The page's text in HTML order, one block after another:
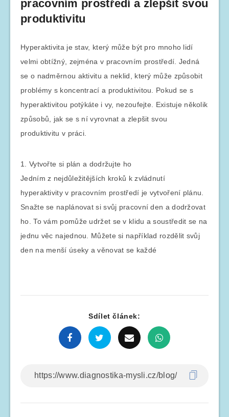
pracovním prostředí a zlepšit svou
produktivitu
Hyperaktivita je stav, který může být pro mnoho lidí
velmi obtížný, zejména v pracovním prostředí. Jedná
se o nadměrnou aktivitu a neklid, který může způsobit
problémy s koncentrací a produktivitou. Pokud se s
hyperaktivitou potýkáte i vy, nezoufejte. Existuje několik
způsobů, jak se s ní vyrovnat a zlepšit svou
produktivitu v práci.
1. Vytvořte si plán a dodržujte ho
Jedním z nejdůležitějších kroků k zvládnutí
hyperaktivity v pracovním prostředí je vytvoření plánu.
Snažte se naplánovat si svůj pracovní den a dodržovat
ho. To vám pomůže udržet se v klidu a soustředit se na
jednu věc najednou. Můžete si například rozdělit svůj
den na menší úseky a věnovat se každé
Sdílet článek: